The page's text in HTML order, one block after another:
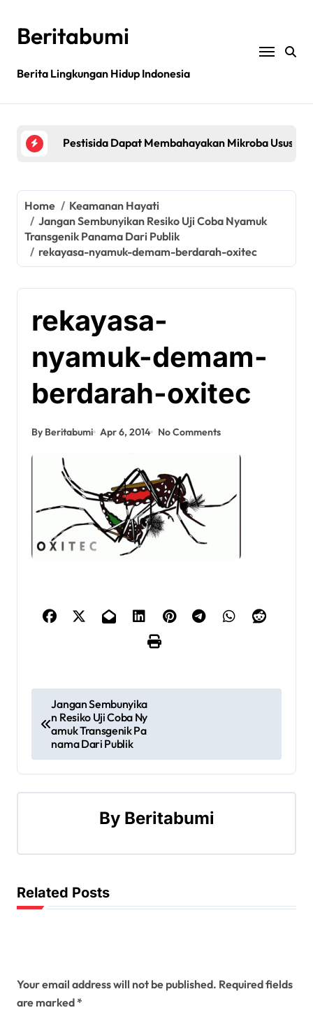
contentBeritabumi
Berita Lingkungan Hidup Indonesia
Pestisida Dapat Membahayakan Mikroba Usus
Jurnal sains menarik kembali studi tentang
Bagaimana rantai pasokan global yang tidak
Filipina: MASIPAG Menentang Persetujuan Beras
Home
Keamanan Hayati
Jangan Sembunyikan Resiko Uji Coba Nyamuk
Transgenik Panama Dari Publik
rekayasa-nyamuk-demam-berdarah-oxitec
rekayasa-
nyamuk-demam-
berdarah-oxitec
By Beritabumi Apr 6, 2014 No Comments
o
s
t
i
t
Jangan Sembunyika
n Resiko Uji Coba Ny
amuk Transgenik Pa
nama Dari Publik
By Beritabumi
Related Posts
Your email address will not be published. Required fields
are marked*